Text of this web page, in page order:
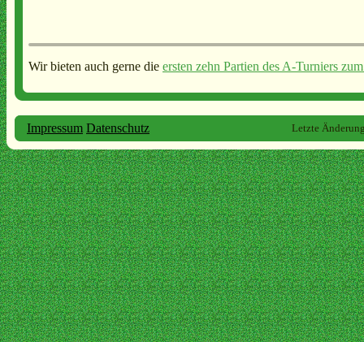
Wir bieten auch gerne die ersten zehn Partien des A-Turniers
Impressum Datenschutz Letzte